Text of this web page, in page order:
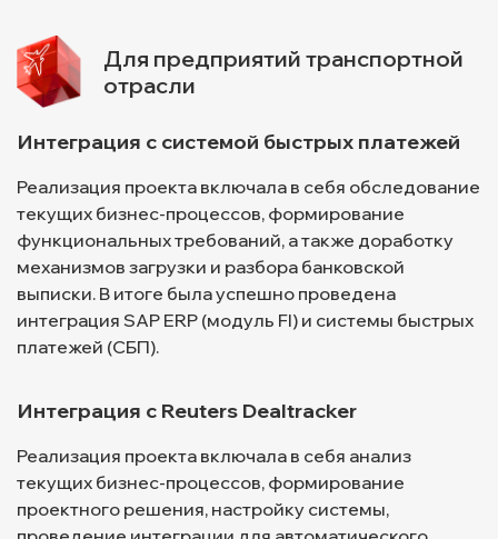
Для предприятий транспортной
отрасли
Интеграция с системой быстрых платежей
Реализация проекта включала в себя обследование
текущих бизнес-процессов, формирование
функциональных требований, а также доработку
механизмов загрузки и разбора банковской
выписки. В итоге была успешно проведена
интеграция SAP ERP (модуль FI) и системы быстрых
платежей (СБП).
Интеграция с Reuters Dealtracker
Реализация проекта включала в себя анализ
текущих бизнес-процессов, формирование
проектного решения, настройку системы,